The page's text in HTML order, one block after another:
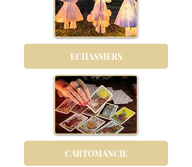
ECHASSIERS
CARTOMANCIE